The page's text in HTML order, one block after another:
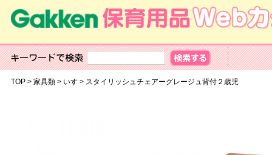
TOP> 家具類> いす> スタイリッシュチェアーグレージュ背付２歳児